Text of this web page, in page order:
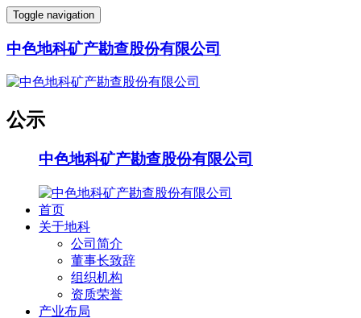
Toggle navigation
中色地科矿产勘查股份有限公司
公示
中色地科矿产勘查股份有限公司
首页
关于地科
公司简介
董事长致辞
组织机构
资质荣誉
产业布局